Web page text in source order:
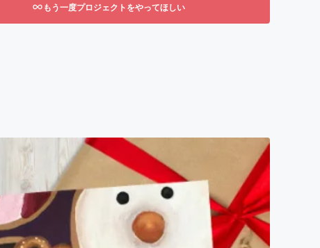
もう一度プロジェクトをやってほしい